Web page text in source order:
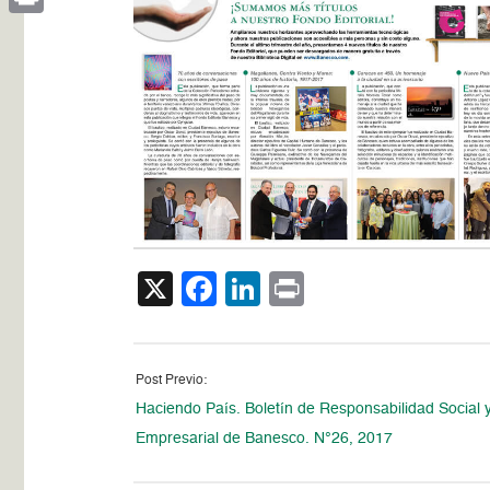
X Facebook
LinkedIn
Post Previo:
Haciendo País. Boletín de Responsabilidad Social
Empresarial de Banesco. N°26, 2017